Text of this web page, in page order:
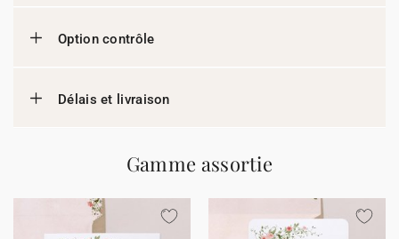
Option contrôle
Délais et livraison
Gamme assortie